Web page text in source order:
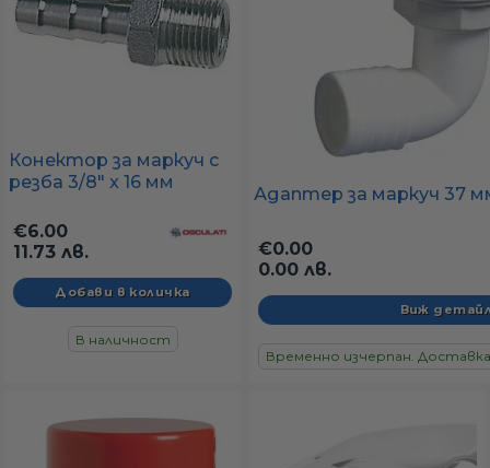
Конектор за маркуч с
резба 3/8" x 16 мм
€6.00
11.73 лв.
В наличност
Адаптер за маркуч 37
€0.00
0.00 лв.
Виж
Временно изчерпан.